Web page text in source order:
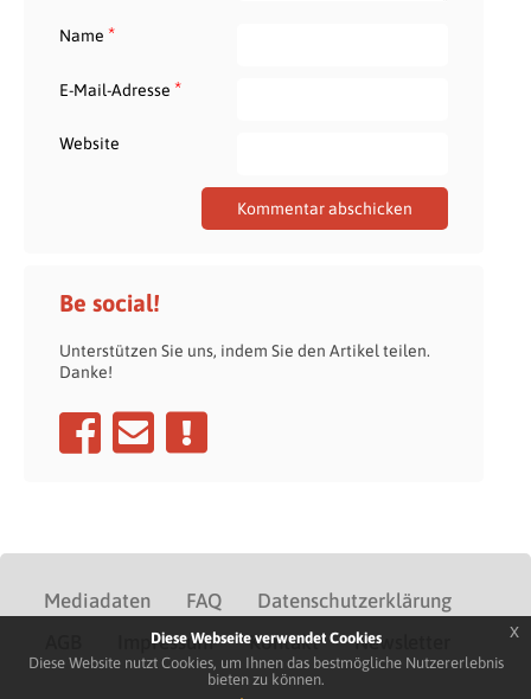
Name *
E-Mail-Adresse *
Website
Be social!
Unterstützen Sie uns, indem Sie den Artikel teilen.
Danke!
Mediadaten FAQ
Datenschutzerklärung
Impressum Kontakt Newsletter
Diese Webseite verwendet Cookies
Diese Website nutzt Cookies, um Ihnen das bestmögliche Nutzererlebnis
bieten zu können.
x